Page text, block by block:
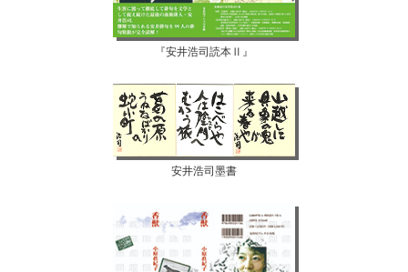
『安井浩司読本Ⅱ』
安井浩司墨書